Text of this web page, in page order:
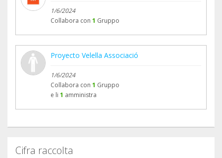
1/6/2024
Collabora con 1 Gruppo
Proyecto Velella Associació
1/6/2024
Collabora con 1 Gruppo
e li 1 amministra
Cifra raccolta